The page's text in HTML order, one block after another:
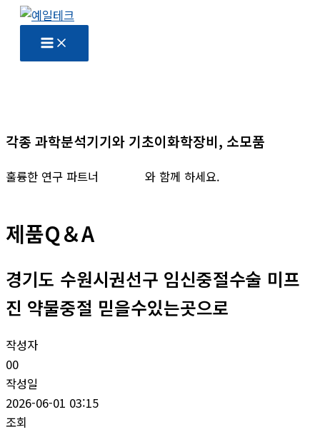
기
각종 과학분석기기와 기초이화학장비, 소모품
훌륭한 연구 파트너 와 함께 하세요.
제품Q＆A
경기도 수원시권선구 임신중절수술 미프
진 약물중절 믿을수있는곳으로
작성자
00
작성일
2026-06-01 03:15
조회